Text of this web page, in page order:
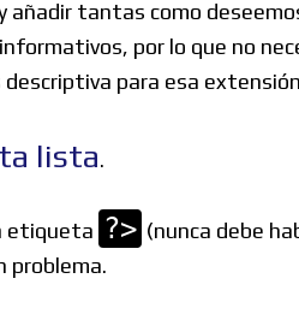
añadir tantas como
por lo que no
para esa
lista.
etiqueta ?> (nunca debe
problema.